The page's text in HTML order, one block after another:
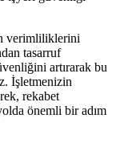
verimliliklerini
tasarruf
artırarak bu
İşletmenizin
rekabet
önemli bir adım